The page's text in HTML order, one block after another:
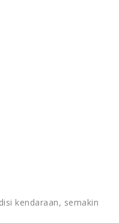
kendaraan, semakin